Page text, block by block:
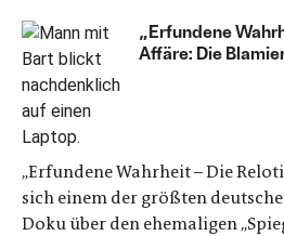
„Erfundene
Affäre: Die
„Erfundene Wahrheit – Die
sich einem der größten
Doku über den ehemaligen